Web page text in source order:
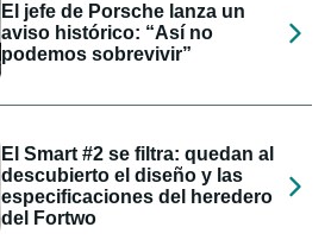
El jefe de Porsche lanza un
aviso histórico: “Así no
podemos sobrevivir”
El Smart #2 se filtra: quedan al
descubierto el diseño y las
especificaciones del heredero
del Fortwo